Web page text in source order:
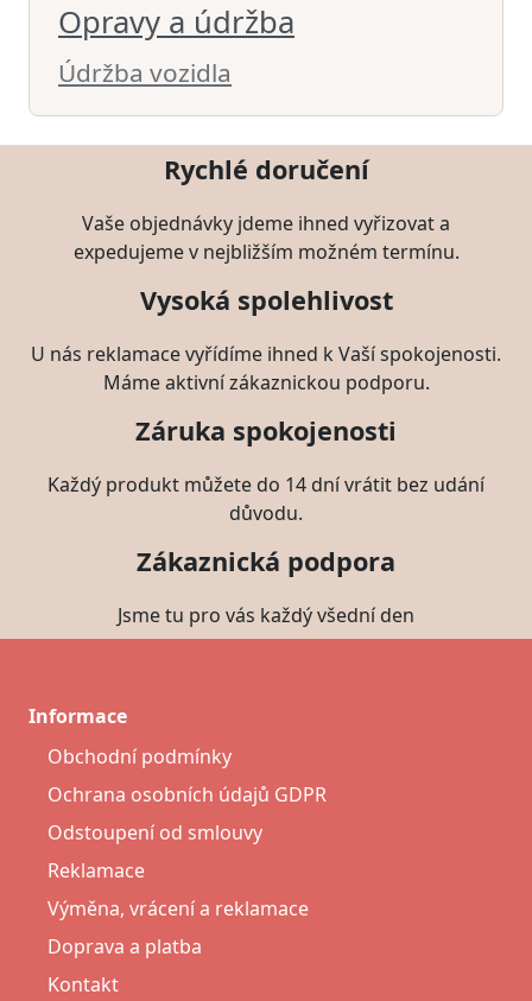
Opravy a údržba
Údržba vozidla
Rychlé doručení
Vaše objednávky jdeme ihned vyřizovat a
expedujeme v nejbližším možném termínu.
Vysoká spolehlivost
U nás reklamace vyřídíme ihned k Vaší spokojenosti.
Máme aktivní zákaznickou podporu.
Záruka spokojenosti
Každý produkt můžete do 14 dní vrátit bez udání
důvodu.
Zákaznická podpora
Jsme tu pro vás každý všední den
Informace
Obchodní podmínky
Ochrana osobních údajů GDPR
Odstoupení od smlouvy
Reklamace
Výměna, vrácení a reklamace
Doprava a platba
Kontakt